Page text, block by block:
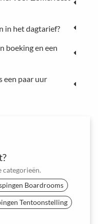
in het dagtarief?
boeking en een
een paar uur
categorieën.
Boardrooms
Tentoonstelling